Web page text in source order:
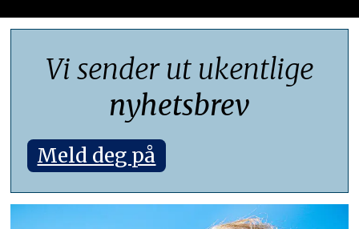
Vi sender ut ukentlige
nyhetsbrev
Meld deg på